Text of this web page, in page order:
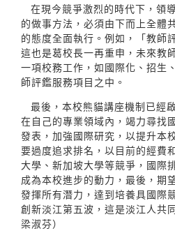
在現今競爭激烈的時代下，領
的做事方法，必須由下而上全體
的態度全面執行。例如，「教師
這也是葛校長一再重申，未來教
一項校務工作，如國際化、招生
師評鑑服務項目之中。
最後，本校熊貓講座機制已經
在自己的專業領域內，竭力尋找
發表，加強國際研究，以提升本
要過度追求排名，以目前的經費
大學、新加坡大學等競爭，國際
成為本校進步的動力，最後，期
發揮所有潛力，達到培養具國際
創新淡江第五波，這是淡江人共
梁淑芬）